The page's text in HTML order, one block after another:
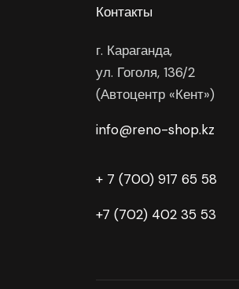
Контакты
г. Караганда,
ул. Гоголя, 136/2
(Автоцентр «Кент»)
info@reno-shop.kz
+ 7 (700) 917 65 58
+7 (702) 402 35 53